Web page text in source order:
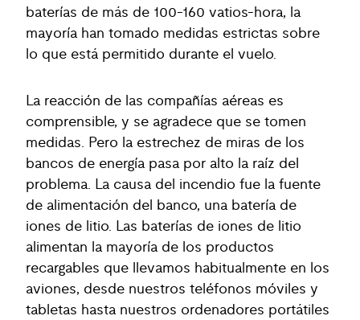
baterías de más de 100-160 vatios-hora, la
mayoría han tomado medidas estrictas sobre
lo que está permitido durante el vuelo.
La reacción de las compañías aéreas es
comprensible, y se agradece que se tomen
medidas. Pero la estrechez de miras de los
bancos de energía pasa por alto la raíz del
problema. La causa del incendio fue la fuente
de alimentación del banco, una batería de
iones de litio. Las baterías de iones de litio
alimentan la mayoría de los productos
recargables que llevamos habitualmente en los
aviones, desde nuestros teléfonos móviles y
tabletas hasta nuestros ordenadores portátiles